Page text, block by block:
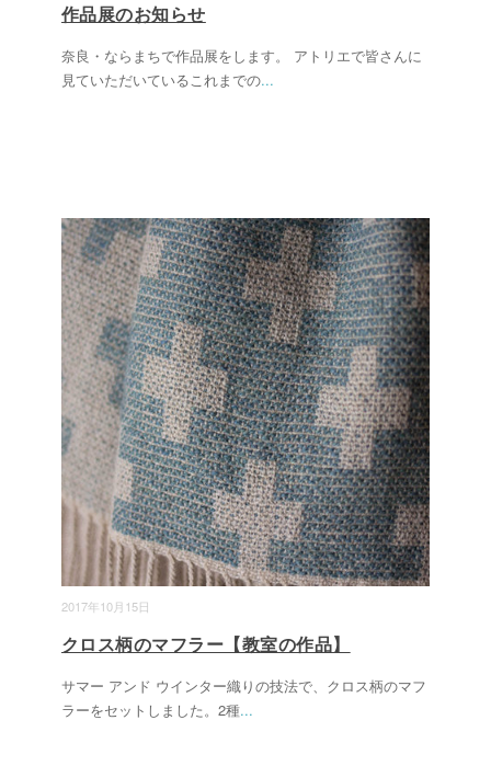
作品展のお知らせ
奈良・ならまちで作品展をします。 アトリエで皆さんに
見ていただいているこれまでの...
2017年10月15日
クロス柄のマフラー【教室の作品】
サマー アンド ウインター織りの技法で、クロス柄のマフ
ラーをセットしました。2種...